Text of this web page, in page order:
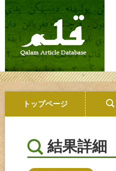
トップページ
結果詳細